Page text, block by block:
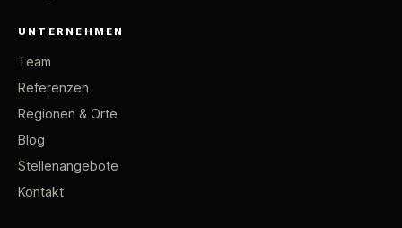
UNTERNEHMEN
Team
Referenzen
Regionen & Orte
Blog
Stellenangebote
Kontakt